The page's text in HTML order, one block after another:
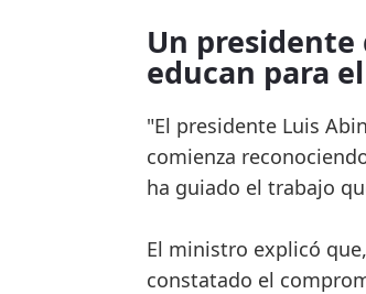
Un presidente
educan para
"El presidente Luis
comienza
ha guiado el trabajo
El ministro explicó
constatado el